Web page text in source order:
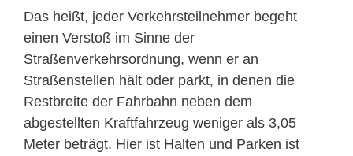
Das heißt, jeder Verkehrsteilnehmer begeht
einen Verstoß im Sinne der
Straßenverkehrsordnung, wenn er an
Straßenstellen hält oder parkt, in denen die
Restbreite der Fahrbahn neben dem
abgestellten Kraftfahrzeug weniger als 3,05
Meter beträgt. Hier ist Halten und Parken ist